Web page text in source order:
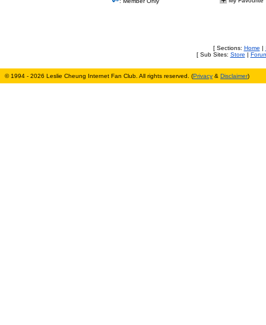
[ Sections: Home |
[ Sub Sites: Store |
© 1994 - 2026 Leslie Cheung Internet Fan Club. All rights reserved. (Privacy & Disclaimer)